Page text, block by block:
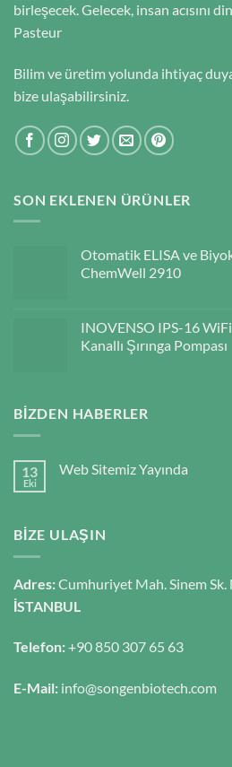
birleşecek. Gelecek, insan acısını
Pasteur
Bilim ve üretim yolunda ihtiyaç
bize ulaşabilirsiniz.
SON EKLENEN ÜRÜNLER
Otomatik ELISA ve
ChemWell 2910
INOVENSO IPS-16 WiFi
Kanallı Şırınga Pompası
BIZDEN HABERLER
13
Eki
Web Sitemiz Yayında
BIZE ULAŞIN
Adres:Cumhuriyet Mah. Sinem Sk.
İSTANBUL
Telefon:+90 850 307 65 63
E-Mail: info@songenbiotech.com